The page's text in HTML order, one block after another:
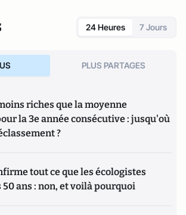
24 Heures 7 Jours
PLUS PARTAGES
riches que la moyenne
la 3e année consécutive : jusqu'où
?
tout ce que les écologistes
ans : non, et voilà pourquoi